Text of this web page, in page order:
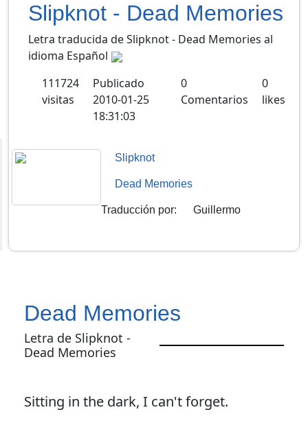
Slipknot - Dead Memories
Letra traducida de Slipknot - Dead Memories al
idioma Español
111724
visitas
Publicado
2010-01-25
18:31:03
0
Comentarios
0
likes
Slipknot
Dead Memories
Traducción por: Guillermo
Dead Memories
Letra de Slipknot -
Dead Memories
Sitting in the dark, I can't forget.